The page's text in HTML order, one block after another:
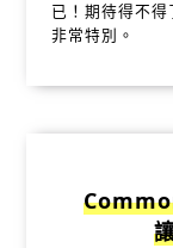
已！期待得不
非常特別。